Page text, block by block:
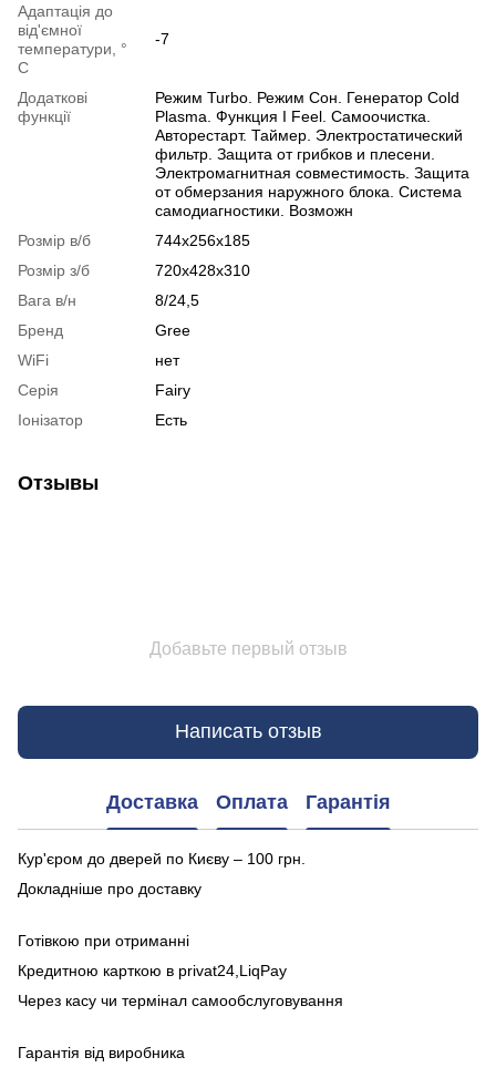
Адаптація до
від'ємної
температури, °
C
-7
Додаткові
функції
Режим Turbo. Режим Сон. Генератор Cold
Plasma. Функция I Feel. Самоочистка.
Авторестарт. Таймер. Электростатический
фильтр. Защита от грибков и плесени.
Электромагнитная совместимость. Защита
от обмерзания наружного блока. Система
самодиагностики. Возможн
Розмір в/б
744x256x185
Розмір з/б
720x428x310
Вага в/н
8/24,5
Бренд
Gree
WiFi
нет
Серія
Fairy
Іонізатор
Есть
Отзывы
Добавьте первый отзыв
Написать отзыв
Доставка Оплата Гарантія
Кур'єром до дверей по Києву – 100 грн.
Докладніше про доставку
Готівкою при отриманні
Кредитною карткою в privat24,LiqPay
Через касу чи термінал самообслуговування
Гарантія від виробника